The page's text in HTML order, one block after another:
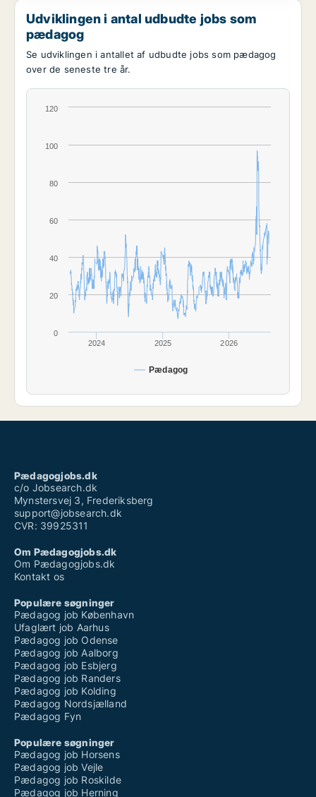
Udviklingen i antal udbudte jobs som
pædagog
Se udviklingen i antallet af udbudte jobs som pædagog
over de seneste tre år.
Pædagog
2024 2025 2026
0
20
40
60
80
100
120
Pædagogjobs.dk
c/o Jobsearch.dk
Mynstersvej 3, Frederiksberg
support@jobsearch.dk
CVR: 39925311
Om Pædagogjobs.dk
Om Pædagogjobs.dk
Kontakt os
Populære søgninger
Pædagog job København
Ufaglært job Aarhus
Pædagog job Odense
Pædagog job Aalborg
Pædagog job Esbjerg
Pædagog job Randers
Pædagog job Kolding
Pædagog Nordsjælland
Pædagog Fyn
Populære søgninger
Pædagog job Horsens
Pædagog job Vejle
Pædagog job Roskilde
Pædagog job Herning